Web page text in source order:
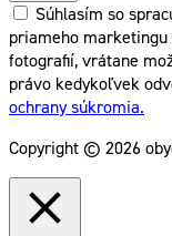
Súhlasím so
priameho marketingu
fotografií, vrátane
právo kedykoľvek
ochrany súkromia.
Copyright © 2026